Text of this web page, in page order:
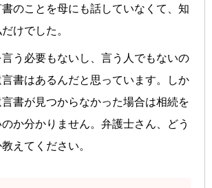
のことを母にも話していなくて、知
けでした。
う必要もないし、言う人でもないの
書はあるんだと思っています。しか
書が見つからなかった場合は相続を
か分かりません。弁護士さん、どう
えてください。